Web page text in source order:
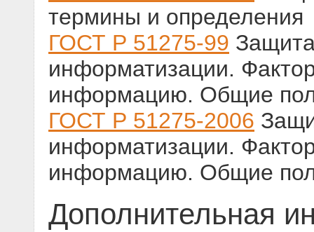
термины и определения
ГОСТ Р 51275-99
информатизации.
информацию. Общие
ГОСТ Р 51275-2006
информатизации.
информацию. Общие
Дополнительная